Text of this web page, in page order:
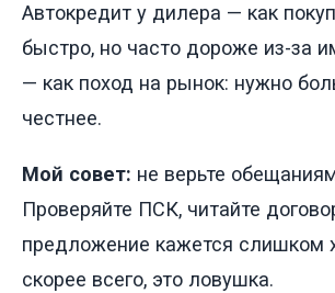
Автокредит у дилера — как
быстро, но часто дороже из-за
— как поход на рынок: нужно
честнее.
Мой совет: не верьте
Проверяйте ПСК, читайте
предложение кажется
скорее всего, это ловушка.